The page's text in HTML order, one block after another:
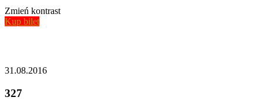
Zmień kontrast
Kup bilet
31.08.2016
327